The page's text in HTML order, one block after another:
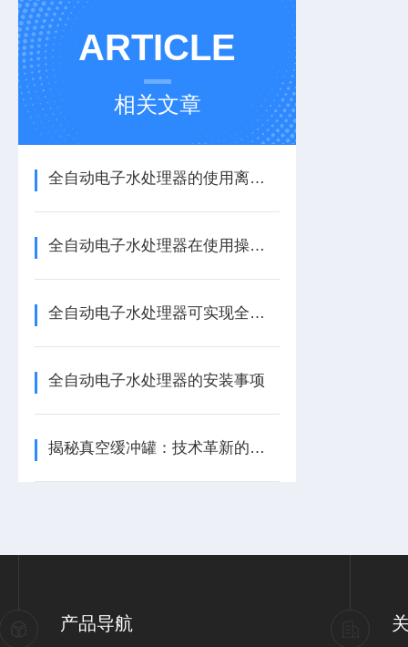
ARTICLE
相关文章
全自动电子水处理器的使用离不开以下步骤
全自动电子水处理器在使用操作时一定要注意以下事项
全自动电子水处理器可实现全自动排污
全自动电子水处理器的安装事项
揭秘真空缓冲罐：技术革新的五大亮点！
产品导航